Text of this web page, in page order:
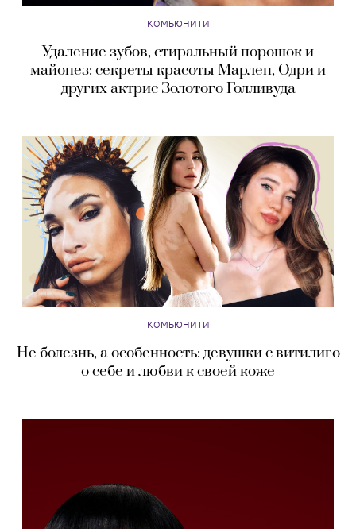
КОМЬЮНИТИ
Удаление зубов, стиральный порошок и
майонез: секреты красоты Марлен, Одри и
других актрис Золотого Голливуда
КОМЬЮНИТИ
Не болезнь, а особенность: девушки с витилиго
о себе и любви к своей коже